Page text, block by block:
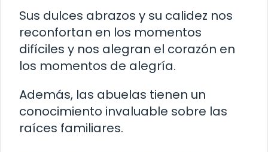
Sus dulces abrazos y su calidez nos
reconfortan en los momentos
difíciles y nos alegran el corazón en
los momentos de alegría.
Además, las abuelas tienen un
conocimiento invaluable sobre las
raíces familiares.